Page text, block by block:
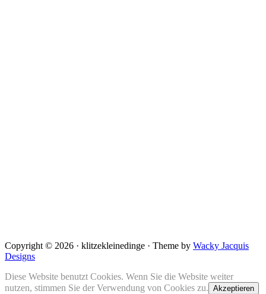
Copyright © 2026 · klitzekleinedinge · Theme by Wacky Jacquis
Designs
Diese Website benutzt Cookies. Wenn Sie die Website weiter
nutzen, stimmen Sie der Verwendung von Cookies zu. Akzeptieren